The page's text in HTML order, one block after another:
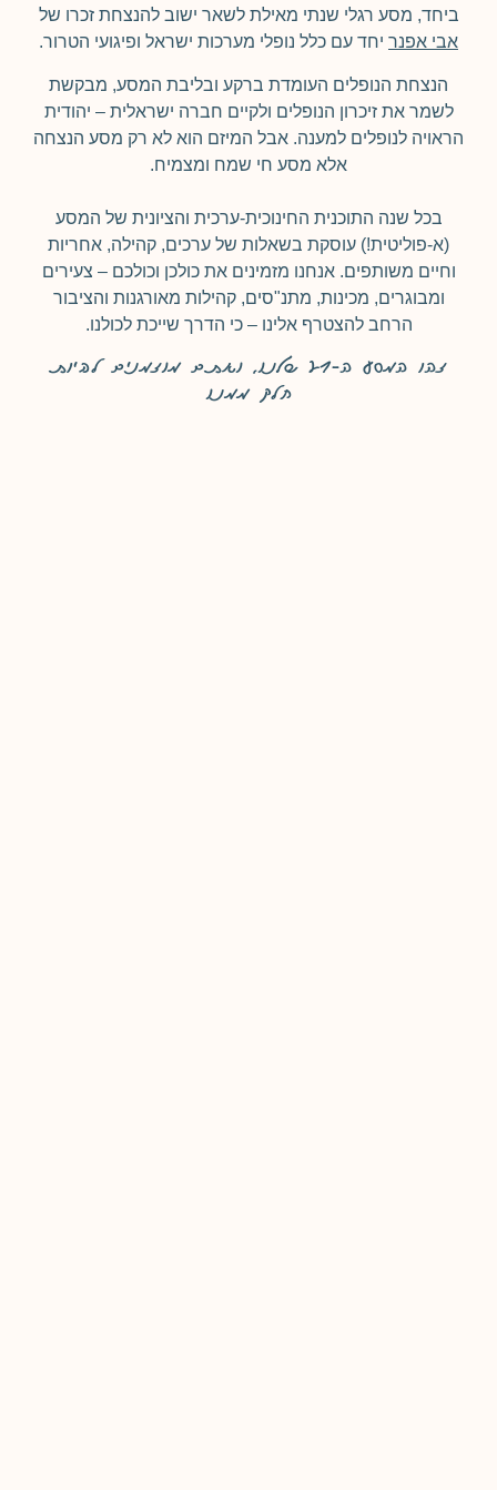
ביחד, מסע רגלי שנתי מאילת לשאר ישוב להנצחת זכרו של
אבי אפנר יחד עם כלל נופלי מערכות ישראל ופיגועי הטרור.
הנצחת הנופלים העומדת ברקע ובליבת המסע, מבקשת
לשמר את זיכרון הנופלים ולקיים חברה ישראלית – יהודית
הראויה לנופלים למענה. אבל המיזם הוא לא רק מסע הנצחה
אלא מסע חי שמח ומצמיח.
בכל שנה התוכנית החינוכית-ערכית והציונית של המסע
(א-פוליטית!) עוסקת בשאלות של ערכים, קהילה, אחריות
וחיים משותפים. אנחנו מזמינים את כולכן וכולכם – צעירים
ומבוגרים, מכינות, מתנ"סים, קהילות מאורגנות והציבור
הרחב להצטרף אלינו – כי הדרך שייכת לכולנו.
זהו המסע ה-21 שלנו, ואתם מוזמנים להיות
חלק ממנו